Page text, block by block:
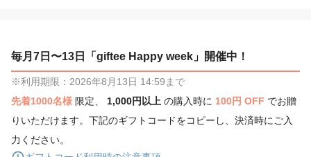
毎月7日〜13日「giftee Happy week」開催中！
※利用期限：2026年8月13日 14:59まで
先着1000名様 限定、 1,000円以上 の購入時に 100円 OFF でお贈
りいただけます。下記のギフトコードをコピーし、決済時にご入
力ください。